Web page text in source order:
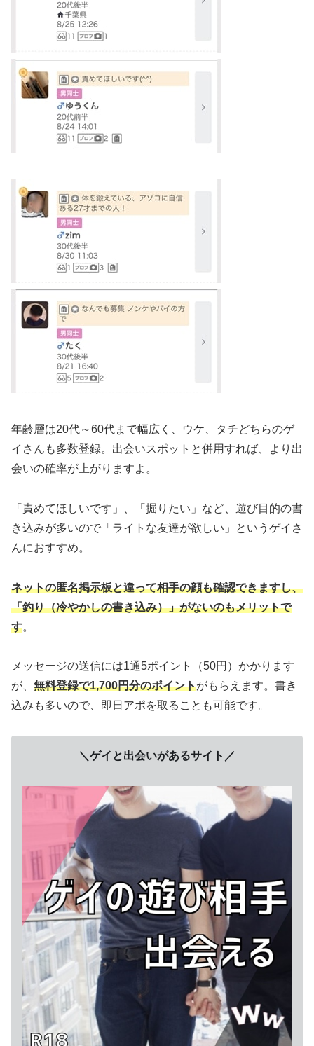
年齢層は20代～60代まで幅広く、ウケ、タチどちらのゲ
イさんも多数登録。出会いスポットと併用すれば、より出
会いの確率が上がりますよ。
「責めてほしいです」、「掘りたい」など、遊び目的の書
き込みが多いので「ライトな友達が欲しい」というゲイさ
んにおすすめ。
ネットの匿名掲示板と違って相手の顔も確認できますし、
「釣り（冷やかしの書き込み）」がないのもメリットで
す。
メッセージの送信には1通5ポイント（50円）かかります
が、 無料登録で1,700円分のポイントがもらえます。書き
込みも多いので、即日アポを取ることも可能です。
＼ゲイと出会いがあるサイト／